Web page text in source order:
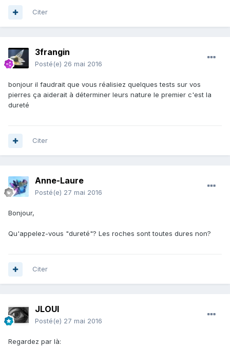
Citer
3frangin
Posté(e) 26 mai 2016
bonjour il faudrait que vous réalisiez quelques tests sur vos
pierres ça aiderait à déterminer leurs nature le premier c'est la
dureté
Citer
Anne-Laure
Posté(e) 27 mai 2016
Bonjour,
Qu'appelez-vous "dureté"? Les roches sont toutes dures non?
Citer
JLOUI
Posté(e) 27 mai 2016
Regardez par là: